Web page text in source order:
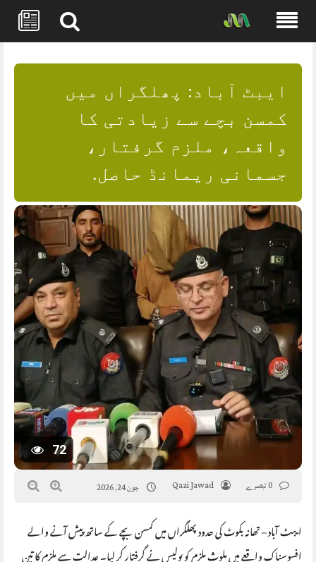
content
ایبٹ آباد: پھلگراں میں
کمسن بچے سے زیادتی کا
واقعہ، ملزم گرفتار،
جسمانی ریمانڈ حاصل.
72
Qazi Jawad جون 24, 2026
ایبٹ آباد – تھانہ بکوٹ کی حدود پھلگراں میں کمسن بچے کے ساتھ پیش آنے والے
افسوسناک واقعے میں ملوث ملزم کو پولیس نے گرفتار کر لیا۔ عدالت سے ملزم کا تین